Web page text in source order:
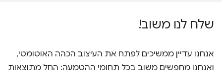
שלח לנו משוב!
אנחנו עדיין ממשיכים לפתח את העיצוב הכהה האוטומטי,
ואנחנו מחפשים משוב בכל תחומי ההטמעה: החל מתוצאות